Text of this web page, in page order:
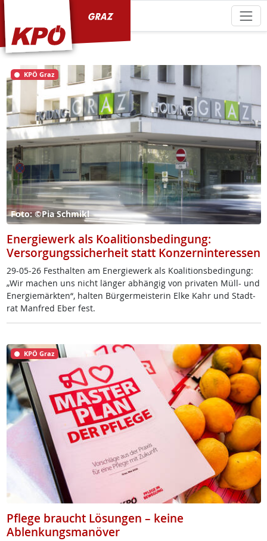
KPÖ Graz
Foto: ©Pia Schmikl
Energiewerk als Koalitionsbedingung:
Versorgungssicherheit statt Konzerninteressen
29-05-26 Fest­hal­ten am En­er­gie­werk als Koa­li­ti­ons­be­din­gung:
„Wir ma­chen uns nicht län­ger ab­hän­gig von pri­va­ten Müll- und
En­er­gie­märk­ten“, hal­ten ­Bür­ger­meis­te­rin El­ke Kahr und Stadt­
rat Man­f­red Eber fest.
KPÖ Graz
Pflege braucht Lösungen – keine
Ablenkungsmanöver